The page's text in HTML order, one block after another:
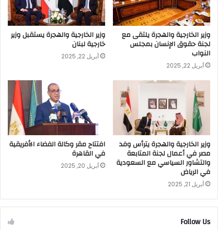
وزير الخارجية والهجرة يلتقى مع
لجنة حقوق الإنسان بمجلس
النواب
أبريل 22, 2025
وزير الخارجية والهجرة يستقبل وزير
خارجية لبنان
أبريل 22, 2025
وزير الخارجية والهجرة يترأس وفد
مصر في أعمال لجنة المتابعة
والتشاور السياسي مع السعودية
في الرياض
أبريل 21, 2025
افتتاح مقر وكالة الفضاء الأفريقية
في القاهرة
أبريل 20, 2025
Follow Us